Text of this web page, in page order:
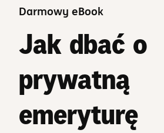
Darmowy eBook
Jak dbać o
prywatną
emeryturę